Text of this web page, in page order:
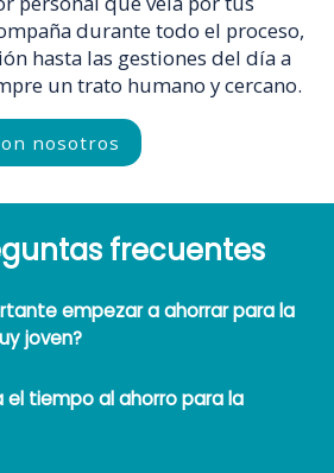
durante todo el proceso,
hasta las gestiones del día a
un trato humano y cercano.
nosotros
frecuentes
empezar a ahorrar para la
joven?
el tiempo al ahorro para la